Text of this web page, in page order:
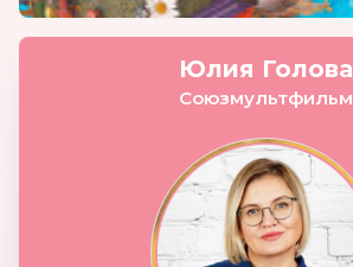
Юлия Голова
Союзмультфильм